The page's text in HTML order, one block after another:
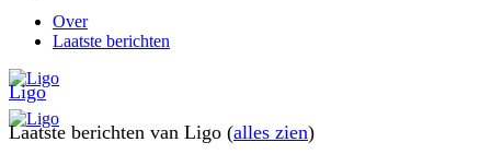
Over
Laatste berichten
Ligo
Laatste berichten van Ligo (alles zien)